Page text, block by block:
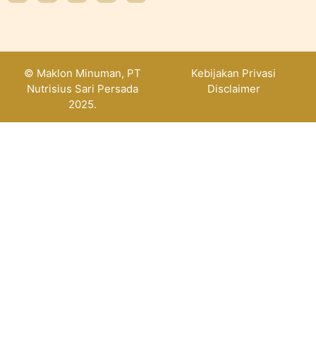
© Maklon Minuman, PT
Nutrisius Sari Persada
2025.
Kebijakan Privasi
Disclaimer